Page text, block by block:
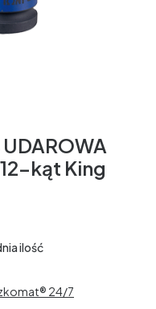
kąt King
ilość
24/7